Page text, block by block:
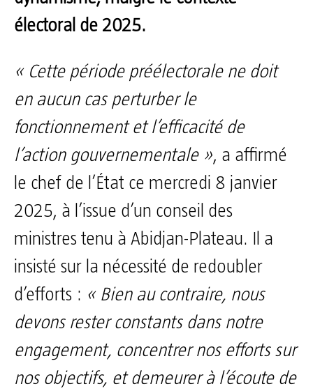
électoral de 2025.
« Cette période préélectorale ne doit
en aucun cas perturber le
fonctionnement et l’efficacité de
l’action gouvernementale », a affirmé
le chef de l’État ce mercredi 8 janvier
2025, à l’issue d’un conseil des
ministres tenu à Abidjan-Plateau. Il a
insisté sur la nécessité de redoubler
d’efforts : « Bien au contraire, nous
devons rester constants dans notre
engagement, concentrer nos efforts sur
nos objectifs, et demeurer à l’écoute de